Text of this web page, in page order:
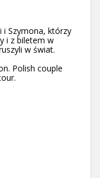
i Szymona, którzy
i z biletem w
w świat.
Polish couple